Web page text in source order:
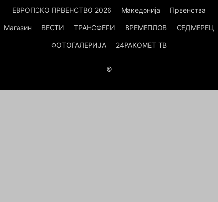
ЕВРОПСКО ПРВЕНСТВО 2026 Македонија Првенства
Магазин ВЕСТИ ТРАНСФЕРИ ВРЕМЕПЛОВ СЕДМЕРЕЦ
ФОТОГАЛЕРИЈА 24РАКОМЕТ ТВ
©